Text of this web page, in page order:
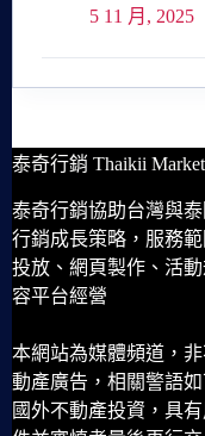
5 11 月, 2025
泰奇行銷 Thaikii
泰奇行銷協助台灣與
行銷成長策略，服務
投放、網頁製作、活
容平台經營
本網站為媒體頻道，
動產廣告，相關警語如
國外不動產投資，具